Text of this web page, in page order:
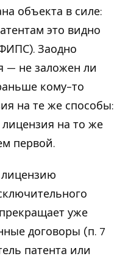
объекта в силе:
это видно
Заодно
— не заложен ли
кому-то
на те же способы:
на то же
первой.
лицензию
уже
договоры (п. 7
патента или